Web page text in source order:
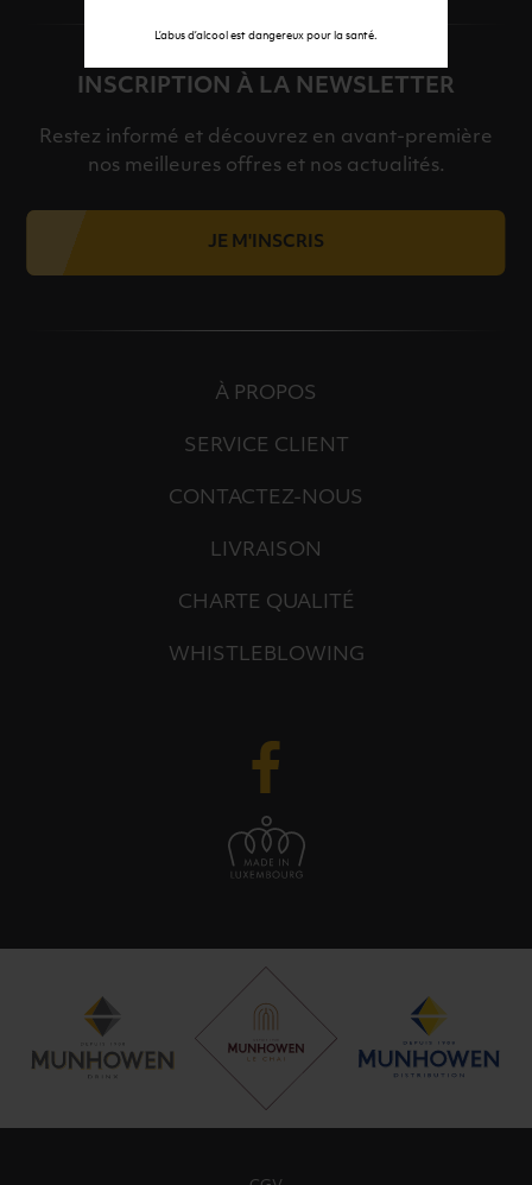
L’abus d’alcool est dangereux pour la santé.
INSCRIPTION À LA NEWSLETTER
Restez informé et découvrez en avant-première
nos meilleures offres et nos actualités.
JE M'INSCRIS
À PROPOS
SERVICE CLIENT
CONTACTEZ-NOUS
LIVRAISON
CHARTE QUALITÉ
WHISTLEBLOWING